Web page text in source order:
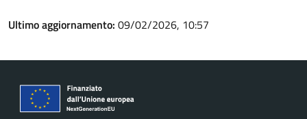
Ultimo aggiornamento: 09/02/2026, 10:57